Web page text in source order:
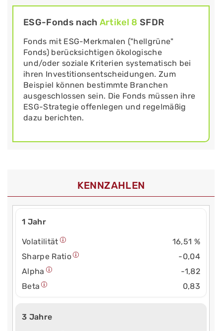
ESG-Fonds nach Artikel 8 SFDR
Fonds mit ESG-Merkmalen ("hellgrüne"
Fonds) berücksichtigen ökologische
und/oder soziale Kriterien systematisch bei
ihren Investitionsentscheidungen. Zum
Beispiel können bestimmte Branchen
ausgeschlossen sein. Die Fonds müssen ihre
ESG-Strategie offenlegen und regelmäßig
dazu berichten.
KENNZAHLEN
1 Jahr
Volatilität
16,51 %
Sharpe Ratio
-0,04
Alpha
-1,82
Beta
0,83
3 Jahre